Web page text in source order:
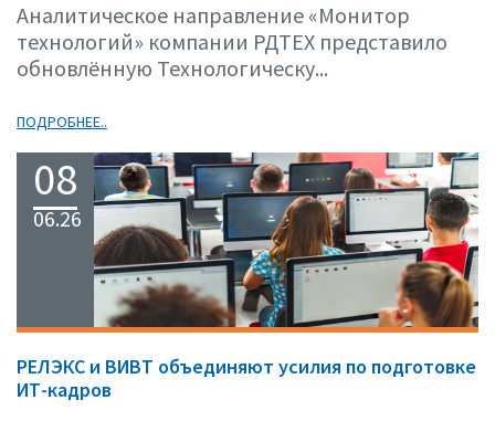
Аналитическое направление «Монитор
технологий» компании РДТЕХ представило
обновлённую Технологическу...
ПОДРОБНЕЕ..
08
06.26
РЕЛЭКС и ВИВТ объединяют усилия по подготовке
ИТ-кадров